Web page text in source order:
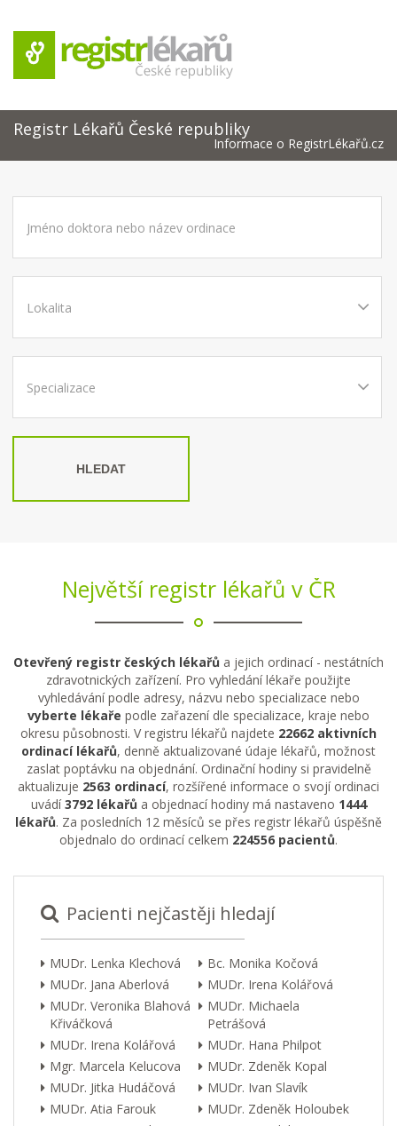
Registr Lékařů České republiky
Informace o RegistrLékařů.cz
HLEDAT
Největší registr lékařů v ČR
Otevřený registr českých lékařů a jejich ordinací - nestátních
zdravotnických zařízení. Pro vyhledání lékaře použijte
vyhledávání podle adresy, názvu nebo specializace nebo
vyberte lékaře podle zařazení dle specializace, kraje nebo
okresu působnosti. V registru lékařů najdete 22662 aktivních
ordinací lékařů, denně aktualizované údaje lékařů, možnost
zaslat poptávku na objednání. Ordinační hodiny si pravidelně
aktualizuje 2563 ordinací, rozšířené informace o svojí ordinaci
uvádí3792 lékařů a objednací hodiny má nastaveno 1444
lékařů. Za posledních 12 měsíců se přes registr lékařů úspěšně
objednalo do ordinací celkem 224556 pacientů.
Pacienti nejčastěji hledají
MUDr. Lenka Klechová
Bc. Monika Kočová
MUDr. Jana Aberlová
MUDr. Irena Kolářová
MUDr. Veronika Blahová
Křiváčková
MUDr. Michaela
Petrášová
MUDr. Irena Kolářová
MUDr. Hana Philpot
Mgr. Marcela Kelucova
MUDr. Zdeněk Kopal
MUDr. Jitka Hudáčová
MUDr. Ivan Slavík
MUDr. Atia Farouk
MUDr. Zdeněk Holoubek